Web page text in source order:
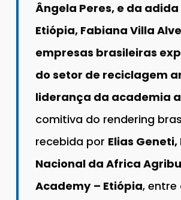
Ângela Peres, e da
Etiópia, Fabiana Villa
empresas brasileiras
do setor de reciclagem
liderança da academia
comitiva do rendering
recebida por Elias
Nacional da Africa
Academy – Etiópia, entre